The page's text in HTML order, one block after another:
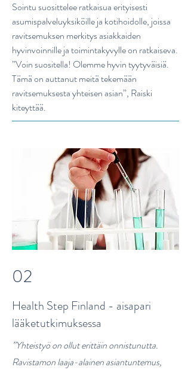
Sointu suosittelee ratkaisua erityisesti
asumispalveluyksiköille ja kotihoidolle, joissa
ravitsemuksen merkitys asiakkaiden
hyvinvoinnille ja toimintakyvylle on ratkaiseva.
”Voin suositella! Olemme hyvin tyytyväisiä.
Tämä on auttanut meitä tekemään
ravitsemuksesta yhteisen asian”, Raiski
kiteyttää.
02
Health Step Finland - aisapari
lääketutkimuksessa
”Yhteistyö on ollut erittäin onnistunutta.
Ravistamon laaja-alainen asiantuntemus,